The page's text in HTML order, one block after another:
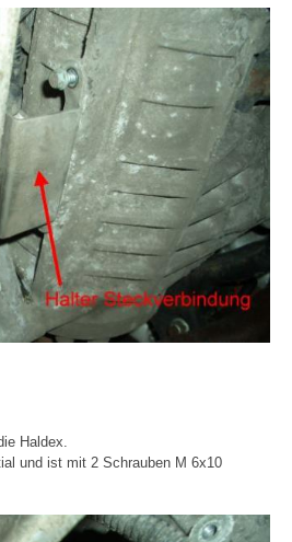
Haldex.
und ist mit 2 Schrauben M 6x10